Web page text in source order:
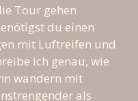
Tour gehen
du einen
mit Luftreifen und
ich genau, wie
wandern mit
als